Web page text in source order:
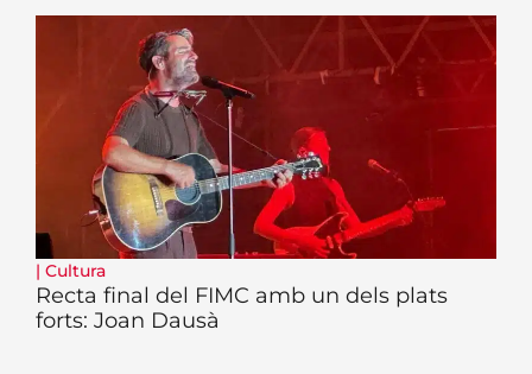
| Cultura
Recta final del FIMC amb un dels plats
forts: Joan Dausà